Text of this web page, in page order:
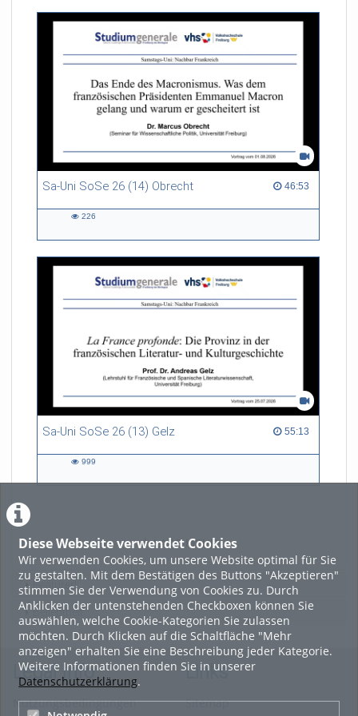
Diese Webseite verwendet Cookies
Wir verwenden Cookies, um unsere Website optimal für Sie
zu gestalten. Mit dem Bestätigen des Buttons "Akzeptieren"
stimmen Sie der Verwendung von Cookies zu. Durch
Anklicken der untenstehenden Checkboxen können Sie
auswählen, welche Cookie-Kategorien Sie zulassen
möchten. Durch Klicken auf die Schaltfläche "Mehr
anzeigen" erhalten Sie eine Beschreibung jeder Kategorie.
Weitere Informationen finden Sie in unserer
Datenschutzerklärung.
Sa-Uni SoSe 26 (14) Obrecht 46:53
46:53 duration
226
Sa-Uni SoSe 26 (13) Gelz 55:13
55:13 duration
999
LADE MEHR
Featured
Beliebtheit
Legal Info
Nutzungsbedingungen
Links
Sitemap